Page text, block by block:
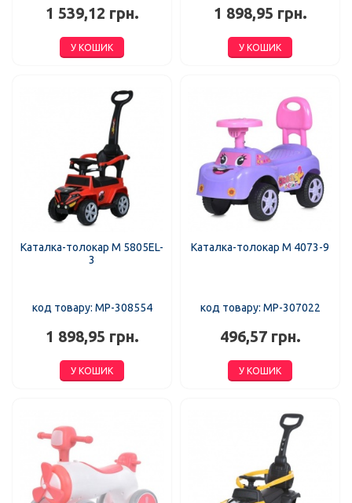
1 539,12 грн.
У КОШИК
1 898,95 грн.
У КОШИК
Каталка-толокар M 5805EL-
3
код товару: MP-308554
1 898,95 грн.
У КОШИК
Каталка-толокар M 4073-9
код товару: MP-307022
496,57 грн.
У КОШИК